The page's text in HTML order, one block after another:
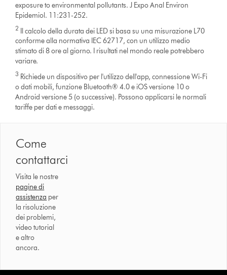
exposure to environmental pollutants. J Expo Anal Environ
Epidemiol. 11:231-252.
2 Il calcolo della durata dei LED si basa su una misurazione L70
conforme alla normativa IEC 62717, con un utilizzo medio
stimato di 8 ore al giorno. I risultati nel mondo reale potrebbero
variare.
3 Richiede un dispositivo per l'utilizzo dell'app, connessione Wi-Fi
o dati mobili, funzione Bluetooth® 4.0 e iOS versione 10 o
Android versione 5 (o successive). Possono applicarsi le normali
tariffe per dati e messaggi.
Come
contattarci
Visita le nostre
pagine di
assistenza per
la risoluzione
dei problemi,
video tutorial
e altro
ancora.